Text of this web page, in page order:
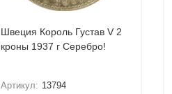
Швеция Король Густав V 2
кроны 1937 г Серебро!
Артикул: 13794